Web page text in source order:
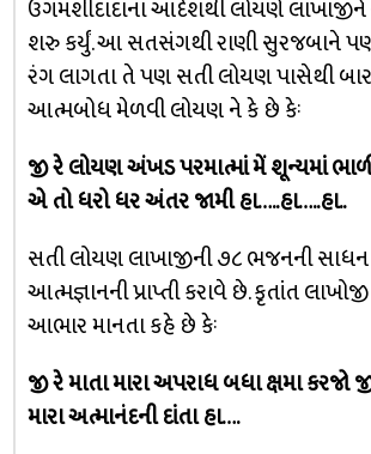
ઉગમશીદાદાના આદેશથી લોયણે લાખાજીને
શરુ કર્યું. આ સતસંગથી રાણી સુરજબાને
રંગ લાગતા તે પણ સતી લોયણ પાસેથી
આત્મબોધ મેળવી લોયણ ને કે છે કેઃ
જી રે લોયણ અંખડ પરમાત્માં મેં શૂન્યમાં
એ તો ધરો ધર અંતર જામી હા…..હા…..હા..
સતી લોયણ લાખાજીની ૭૮ ભજનની સાધન
આત્મજ્ઞાનની પ્રાપ્તી કરાવે છે. કૃતાંત
આભાર માનતા કહે છે કેઃ
જી રે માતા મારા અપરાધ બધા ક્ષમા કરજો
મારા અત્માનંદની દાંતા હા….